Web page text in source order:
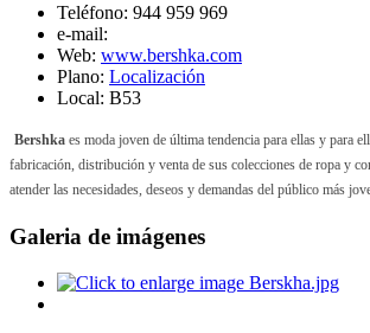
Teléfono: 944 959 969
e-mail:
Web: www.bershka.com
Plano: Localización
Local: B53
Bershka es moda joven de última tendencia para ellas y para
fabricación, distribución y venta de sus colecciones de ropa y
atender las necesidades, deseos y demandas del público más
Galeria de imágenes